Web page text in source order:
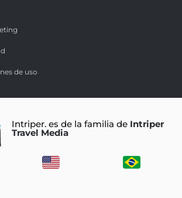
de uso
Intriper. es de la familia de Intriper
Travel Media